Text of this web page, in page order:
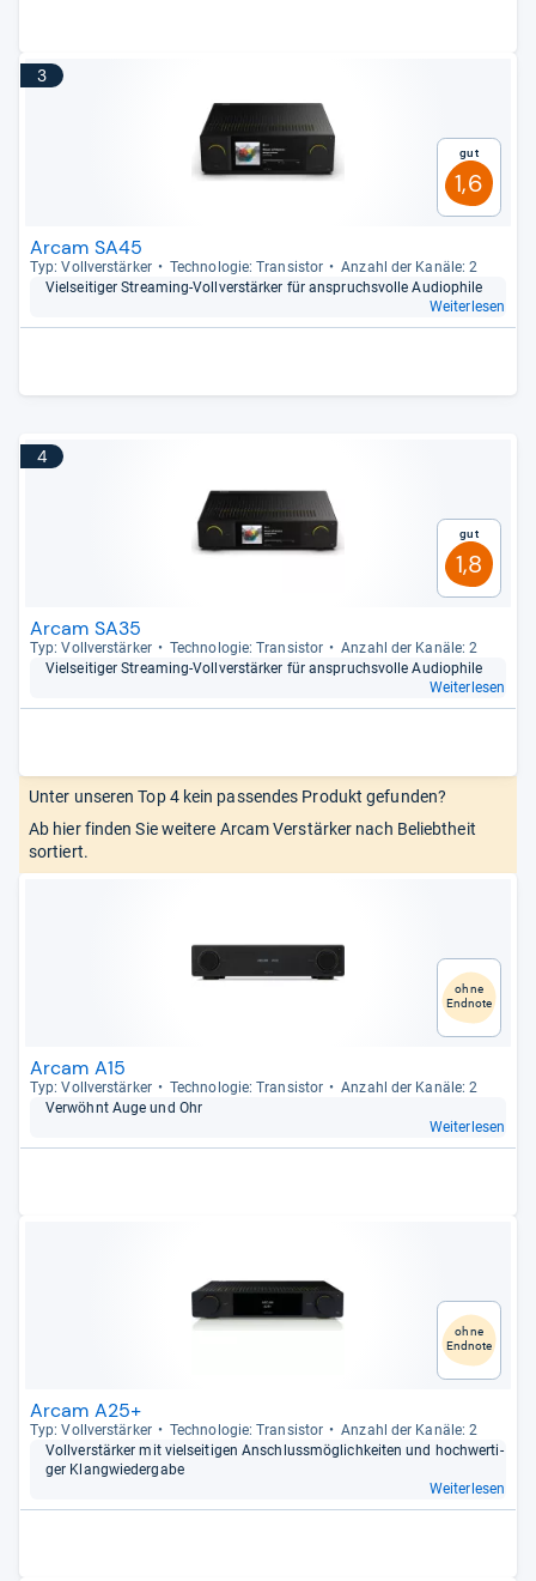
3
Gut
1,6
Arcam SA45
Typ: Voll­ver­stär­ker Tech­no­lo­gie: Tran­sis­tor
Anzahl der Kanäle: 2
Viel­sei­ti­ger Stre­a­ming-​Voll­ver­stär­ker für anspruchs­volle Audio­phile
Weiterlesen
4
Gut
1,8
Arcam SA35
Typ: Voll­ver­stär­ker Tech­no­lo­gie: Tran­sis­tor
Anzahl der Kanäle: 2
Viel­sei­ti­ger Stre­a­ming-​Voll­ver­stär­ker für anspruchs­volle Audio­phile
Weiterlesen
Unter unseren Top 4 kein passendes Produkt gefunden?
Ab hier finden Sie weitere Arcam Verstärker nach Beliebtheit
sortiert.
ohne
Endnote
Arcam A15
Typ: Voll­ver­stär­ker Tech­no­lo­gie: Tran­sis­tor
Anzahl der Kanäle: 2
Ver­wöhnt Auge und Ohr
Weiterlesen
ohne
Endnote
Arcam A25+
Typ: Voll­ver­stär­ker Tech­no­lo­gie: Tran­sis­tor
Anzahl der Kanäle: 2
Voll­ver­stär­ker mit viel­sei­ti­gen Anschluss­mög­lich­kei­ten und hoch­wer­ti­
ger Klang­wie­der­gabe
Weiterlesen